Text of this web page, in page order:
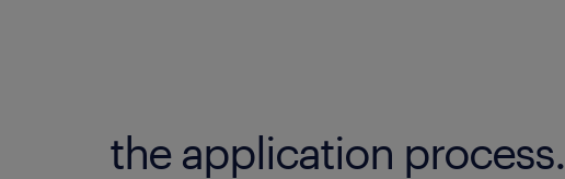
the application process.